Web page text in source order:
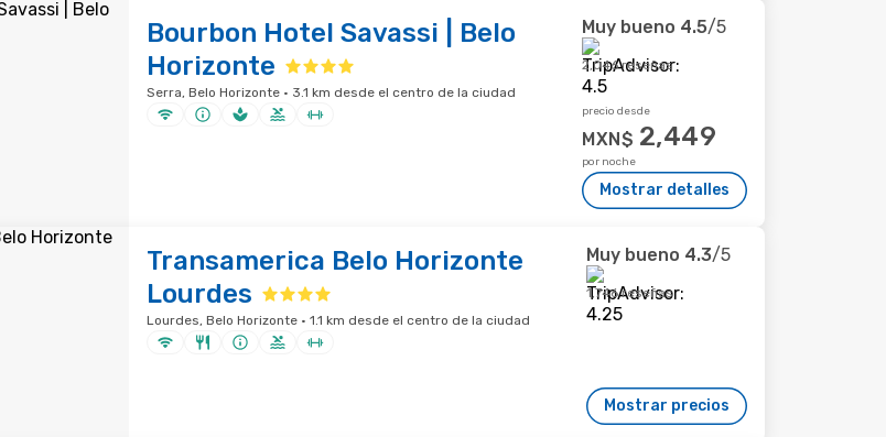
Bourbon Hotel Savassi | Belo
Horizonte
Serra, Belo Horizonte · 3.1 km desde el centro de la ciudad
Muy bueno 4.5/5
2,046 reseñas
precio desde
MXN$ 2,449
por noche
Mostrar detalles
Transamerica Belo Horizonte
Lourdes
Lourdes, Belo Horizonte · 1.1 km desde el centro de la ciudad
Muy bueno 4.3/5
1,746 reseñas
Mostrar precios